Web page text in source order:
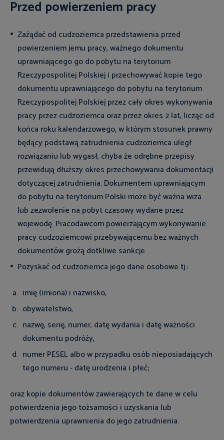
Przed powierzeniem pracy
Zażądać od cudzoziemca przedstawienia przed
powierzeniem jemu pracy, ważnego dokumentu
uprawniającego go do pobytu na terytorium
Rzeczypospolitej Polskiej i przechowywać kopie tego
dokumentu uprawniającego do pobytu na terytorium
Rzeczypospolitej Polskiej przez cały okres wykonywania
pracy przez cudzoziemca oraz przez okres 2 lat, licząc od
końca roku kalendarzowego, w którym stosunek prawny
będący podstawą zatrudnienia cudzoziemca uległ
rozwiązaniu lub wygasł, chyba że odrębne przepisy
przewidują dłuższy okres przechowywania dokumentacji
dotyczącej zatrudnienia. Dokumentem uprawniającym
do pobytu na terytorium Polski może być ważna wiza
lub zezwolenie na pobyt czasowy wydane przez
wojewodę. Pracodawcom powierzającym wykonywanie
pracy cudzoziemcowi przebywającemu bez ważnych
dokumentów grożą dotkliwe sankcje.
Pozyskać od cudzoziemca jego dane osobowe tj.:
imię (imiona) i nazwisko,
obywatelstwo,
nazwę, serię, numer, datę wydania i datę ważności
dokumentu podróży,
numer PESEL albo w przypadku osób nieposiadających
tego numeru - datę urodzenia i płeć;
oraz kopie dokumentów zawierających te dane w celu
potwierdzenia jego tożsamości i uzyskania lub
potwierdzenia uprawnienia do jego zatrudnienia.